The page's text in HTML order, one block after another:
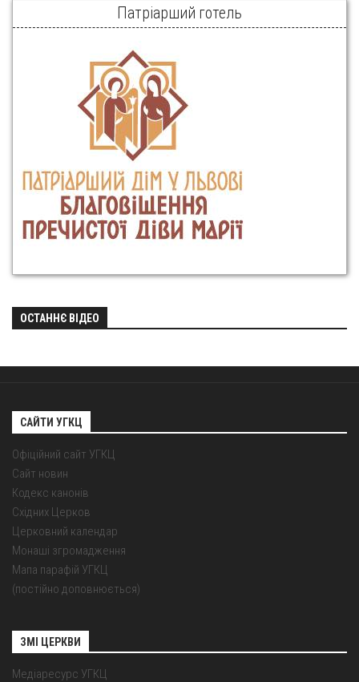
Патріарший готель
ОСТАННЄ ВІДЕО
САЙТИ УГКЦ
Офіційний сайт УГКЦ
Сайт новин
Кодекс канонів
Східних Церков
Церковний календар
Монаші згромадження
Мапа парафій УГКЦ
(постійно доповнюється)
ЗМІ ЦЕРКВИ
Медіаресурс УГКЦ